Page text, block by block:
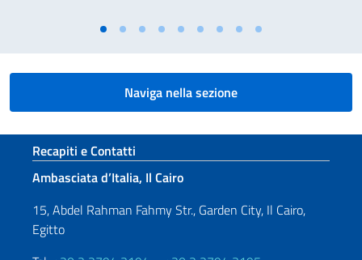
Naviga nella sezione
Sezione footer
Recapiti e Contatti
Ambasciata d’Italia, Il Cairo
15, Abdel Rahman Fahmy Str., Garden City, Il Cairo,
Egitto